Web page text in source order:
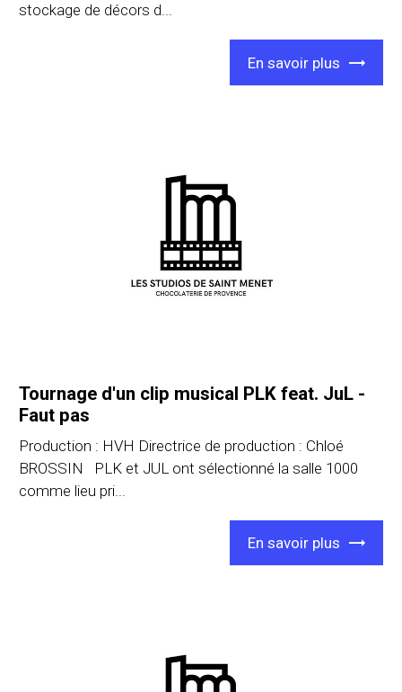
stockage de décors d...
En savoir plus
Tournage d'un clip musical PLK feat. JuL -
Faut pas
Production : HVH Directrice de production : Chloé
BROSSIN PLK et JUL ont sélectionné la salle 1000
comme lieu pri...
En savoir plus